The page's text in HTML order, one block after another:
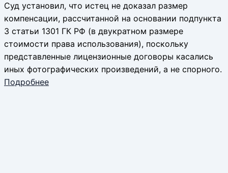
Cуд установил, что истец не доказал размер
компенсации, рассчитанной на основании подпункта
3 статьи 1301 ГК РФ (в двукратном размере
стоимости права использования), поскольку
представленные лицензионные договоры касались
иных фотографических произведений, а не спорного.
Подробнее